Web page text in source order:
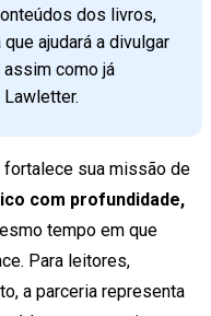
dos livros,
ajudará a divulgar
como já
sua missão de
com profundidade,
tempo em que
Para leitores,
a parceria representa